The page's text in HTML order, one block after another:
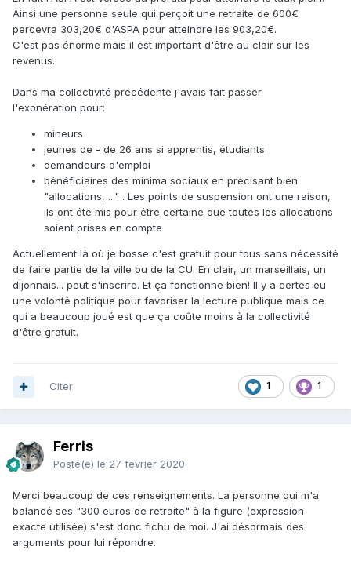
Ainsi une personne seule qui perçoit une retraite de 600€
percevra 303,20€ d'ASPA pour atteindre les 903,20€.
C'est pas énorme mais il est important d'être au clair sur les
revenus.
Dans ma collectivité précédente j'avais fait passer
l'exonération pour:
mineurs
jeunes de - de 26 ans si apprentis, étudiants
demandeurs d'emploi
bénéficiaires des minima sociaux en précisant bien
"allocations, ..." . Les points de suspension ont une raison,
ils ont été mis pour être certaine que toutes les allocations
soient prises en compte
Actuellement là où je bosse c'est gratuit pour tous sans nécessité
de faire partie de la ville ou de la CU. En clair, un marseillais, un
dijonnais... peut s'inscrire. Et ça fonctionne bien! Il y a certes eu
une volonté politique pour favoriser la lecture publique mais ce
qui a beaucoup joué est que ça coûte moins à la collectivité
d'être gratuit.
1 1
Citer
Ferris
Posté(e) le 27 février 2020
Merci beaucoup de ces renseignements. La personne qui m'a
balancé ses "300 euros de retraite" à la figure (expression
exacte utilisée) s'est donc fichu de moi. J'ai désormais des
arguments pour lui répondre.